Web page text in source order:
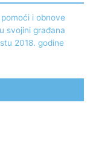
i obnove
svojini građana
2018. godine